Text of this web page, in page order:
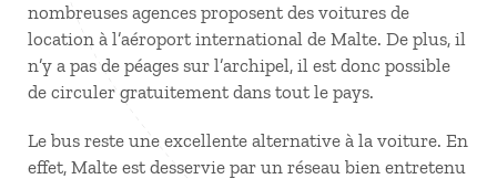
nombreuses agences proposent des voitures de
location à l’aéroport international de Malte. De plus, il
n’y a pas de péages sur l’archipel, il est donc possible
de circuler gratuitement dans tout le pays.
Le bus reste une excellente alternative à la voiture. En
effet, Malte est desservie par un réseau bien entretenu